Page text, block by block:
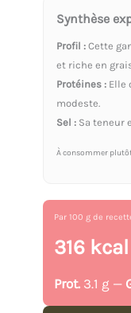
Synthèse
Profil : Cette
et riche en
Protéines : Elle
modeste.
Sel : Sa teneur
À consommer
Par 100 g de
316 kcal
Prot. 3.1 g —